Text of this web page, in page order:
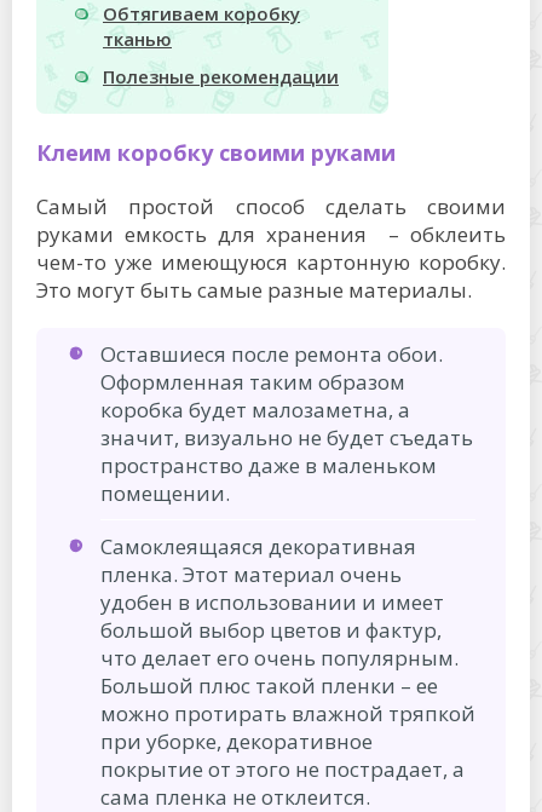
Обтягиваем коробку
тканью
Полезные рекомендации
Клеим коробку своими руками
Самый простой способ сделать своими
руками емкость для хранения – обклеить
чем-то уже имеющуюся картонную коробку.
Это могут быть самые разные материалы.
Оставшиеся после ремонта обои.
Оформленная таким образом
коробка будет малозаметна, а
значит, визуально не будет съедать
пространство даже в маленьком
помещении.
Самоклеящаяся декоративная
пленка. Этот материал очень
удобен в использовании и имеет
большой выбор цветов и фактур,
что делает его очень популярным.
Большой плюс такой пленки – ее
можно протирать влажной тряпкой
при уборке, декоративное
покрытие от этого не пострадает, а
сама пленка не отклеится.